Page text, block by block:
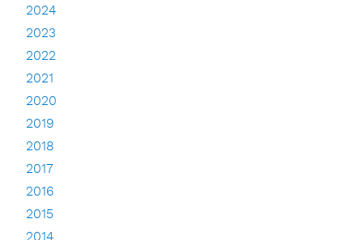
2024
2023
2022
2021
2020
2019
2018
2017
2016
2015